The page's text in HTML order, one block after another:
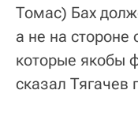
Томас) Бах
а не на стороне
которые якобы
сказал Тягачев